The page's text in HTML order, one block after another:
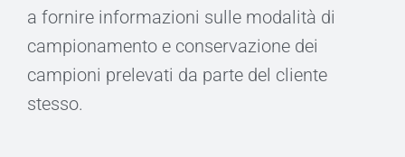
a fornire informazioni sulle modalità di
campionamento e conservazione dei
campioni prelevati da parte del cliente
stesso.